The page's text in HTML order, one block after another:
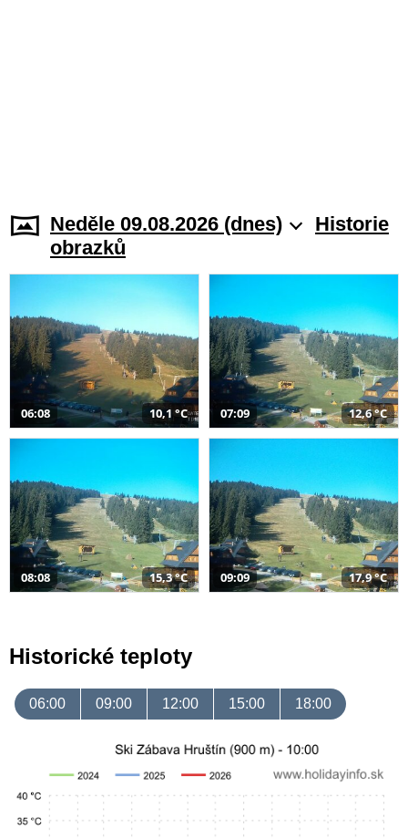
Neděle 09.08.2026 (dnes)
Historie
obrazků
06:08 10,1 °C 07:09 12,6 °C
08:08 15,3 °C 09:09 17,9 °C
Historické teploty
06:00 09:00 12:00 15:00 18:00